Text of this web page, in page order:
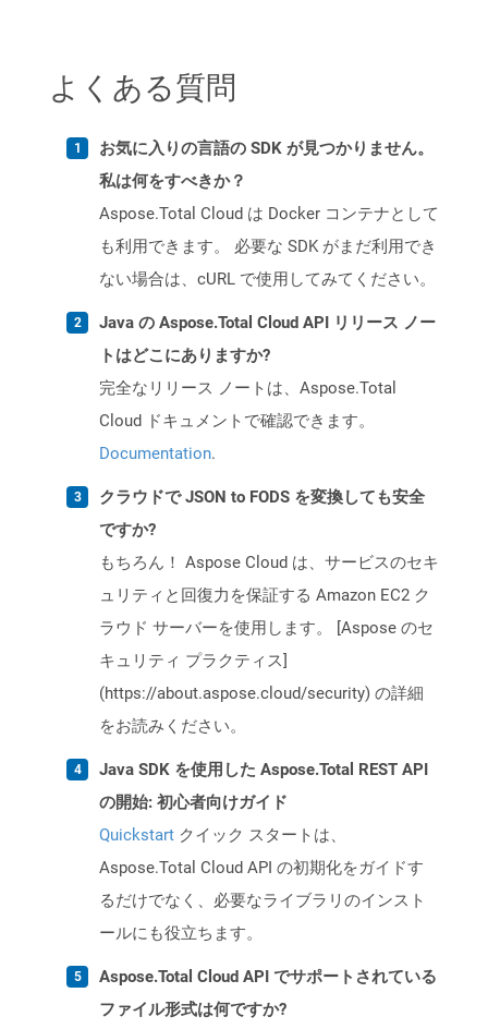
よくある質問
お気に入りの言語の SDK が見つかりません。
私は何をすべきか？
Aspose.Total Cloud は Docker コンテナとして
も利用できます。 必要な SDK がまだ利用でき
ない場合は、cURL で使用してみてください。
Java の Aspose.Total Cloud API リリース ノー
トはどこにありますか?
完全なリリース ノートは、Aspose.Total
Cloud ドキュメントで確認できます。
Documentation.
クラウドで JSON to FODS を変換しても安全
ですか?
もちろん！ Aspose Cloud は、サービスのセキ
ュリティと回復力を保証する Amazon EC2 ク
ラウド サーバーを使用します。 [Aspose のセ
キュリティ プラクティス]
(https://about.aspose.cloud/security) の詳細
をお読みください。
Java SDK を使用した Aspose.Total REST API
の開始: 初心者向けガイド
Quickstart クイック スタートは、
Aspose.Total Cloud API の初期化をガイドす
るだけでなく、必要なライブラリのインスト
ールにも役立ちます。
Aspose.Total Cloud API でサポートされている
ファイル形式は何ですか?